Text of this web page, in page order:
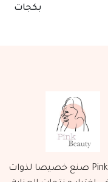
بكجات
متجر Pink Beauty صنع خصيصا لذوات